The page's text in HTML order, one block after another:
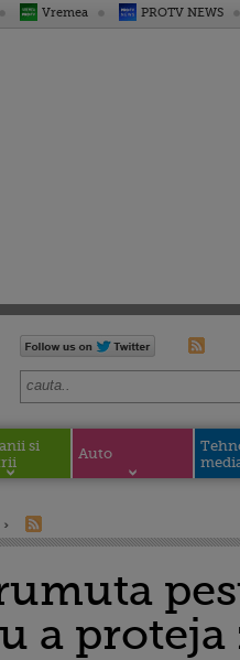
Vremea PROTV NEWS
si
Auto
a